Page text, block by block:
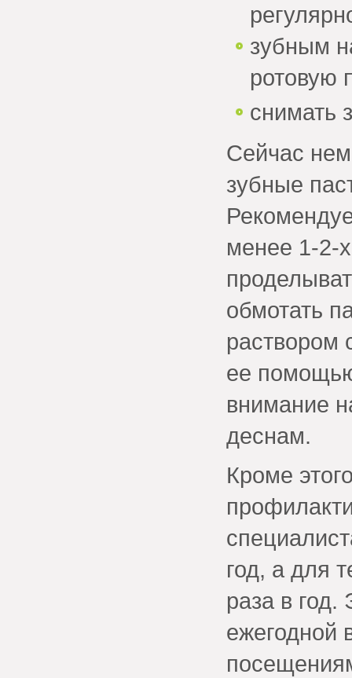
зубным
ротовую
снимать
Сейчас
зубные
менее 1-2-
обмотать
раствором
ее
внимание
деснам.
Кроме
год, а для
раза в
ежегодной